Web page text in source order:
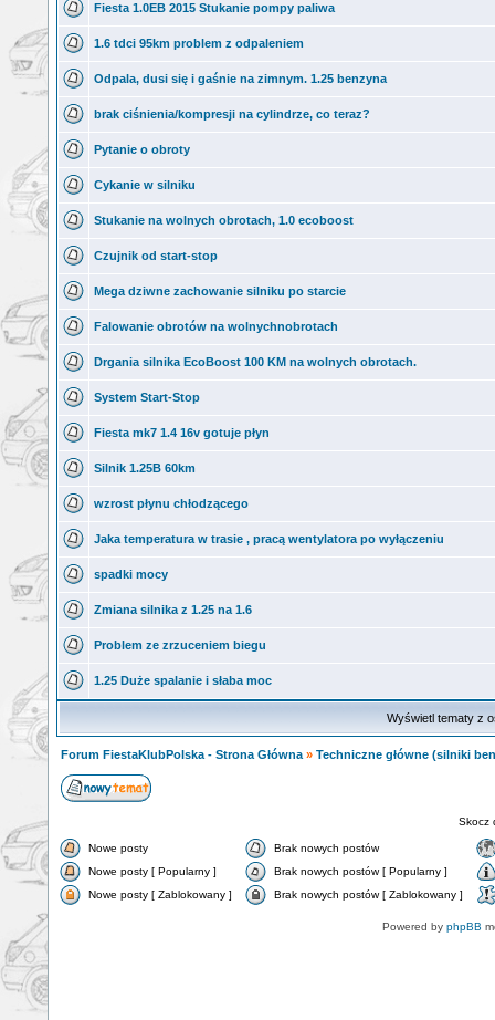
Fiesta 1.0EB 2015 Stukanie pompy paliwa
1.6 tdci 95km problem z odpaleniem
Odpala, dusi się i gaśnie na zimnym. 1.25 benzyna
brak ciśnienia/kompresji na cylindrze, co teraz?
Pytanie o obroty
Cykanie w silniku
Stukanie na wolnych obrotach, 1.0 ecoboost
Czujnik od start-stop
Mega dziwne zachowanie silniku po starcie
Falowanie obrotów na wolnychnobrotach
Drgania silnika EcoBoost 100 KM na wolnych obrotach.
System Start-Stop
Fiesta mk7 1.4 16v gotuje płyn
Silnik 1.25B 60km
wzrost płynu chłodzącego
Jaka temperatura w trasie , pracą wentylatora po wyłączeniu
spadki mocy
Zmiana silnika z 1.25 na 1.6
Problem ze zrzuceniem biegu
1.25 Duże spalanie i słaba moc
Wyświetl tematy z
Forum FiestaKlubPolska - Strona Główna » Techniczne główne (silniki
Skocz
Nowe posty
Brak nowych postów
Nowe posty [ Popularny ]
Brak nowych postów [ Popularny ]
Nowe posty [ Zablokowany ]
Brak nowych postów [ Zablokowany ]
Powered by phpBB